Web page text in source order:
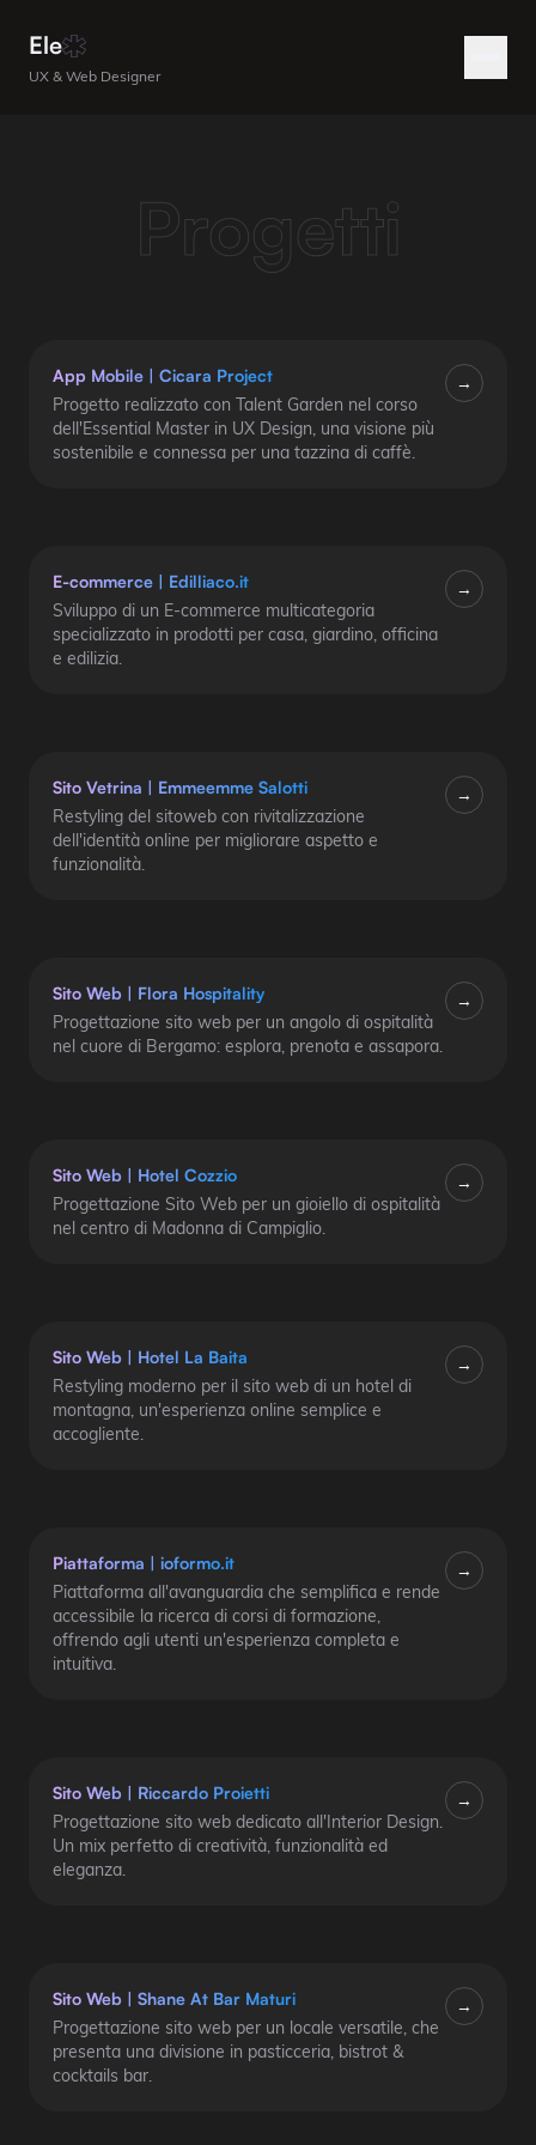
Ele
UX & Web Designer
Progetti
App Mobile | Cicara Project
Progetto realizzato con Talent Garden nel corso
dell'Essential Master in UX Design, una visione più
sostenibile e connessa per una tazzina di caffè.
→
E-commerce | Edilliaco.it
Sviluppo di un E-commerce multicategoria
specializzato in prodotti per casa, giardino, officina
e edilizia.
→
Sito Vetrina | Emmeemme Salotti
Restyling del sitoweb con rivitalizzazione
dell'identità online per migliorare aspetto e
funzionalità.
→
Sito Web | Flora Hospitality
Progettazione sito web per un angolo di ospitalità
nel cuore di Bergamo: esplora, prenota e assapora.
→
Sito Web | Hotel Cozzio
Progettazione Sito Web per un gioiello di ospitalità
nel centro di Madonna di Campiglio.
→
Sito Web | Hotel La Baita
Restyling moderno per il sito web di un hotel di
montagna, un'esperienza online semplice e
accogliente.
→
Piattaforma | ioformo.it
Piattaforma all'avanguardia che semplifica e rende
accessibile la ricerca di corsi di formazione,
offrendo agli utenti un'esperienza completa e
intuitiva.
→
Sito Web | Riccardo Proietti
Progettazione sito web dedicato all'Interior Design.
Un mix perfetto di creatività, funzionalità ed
eleganza.
→
Sito Web | Shane At Bar Maturi
Progettazione sito web per un locale versatile, che
presenta una divisione in pasticceria, bistrot &
cocktails bar.
→